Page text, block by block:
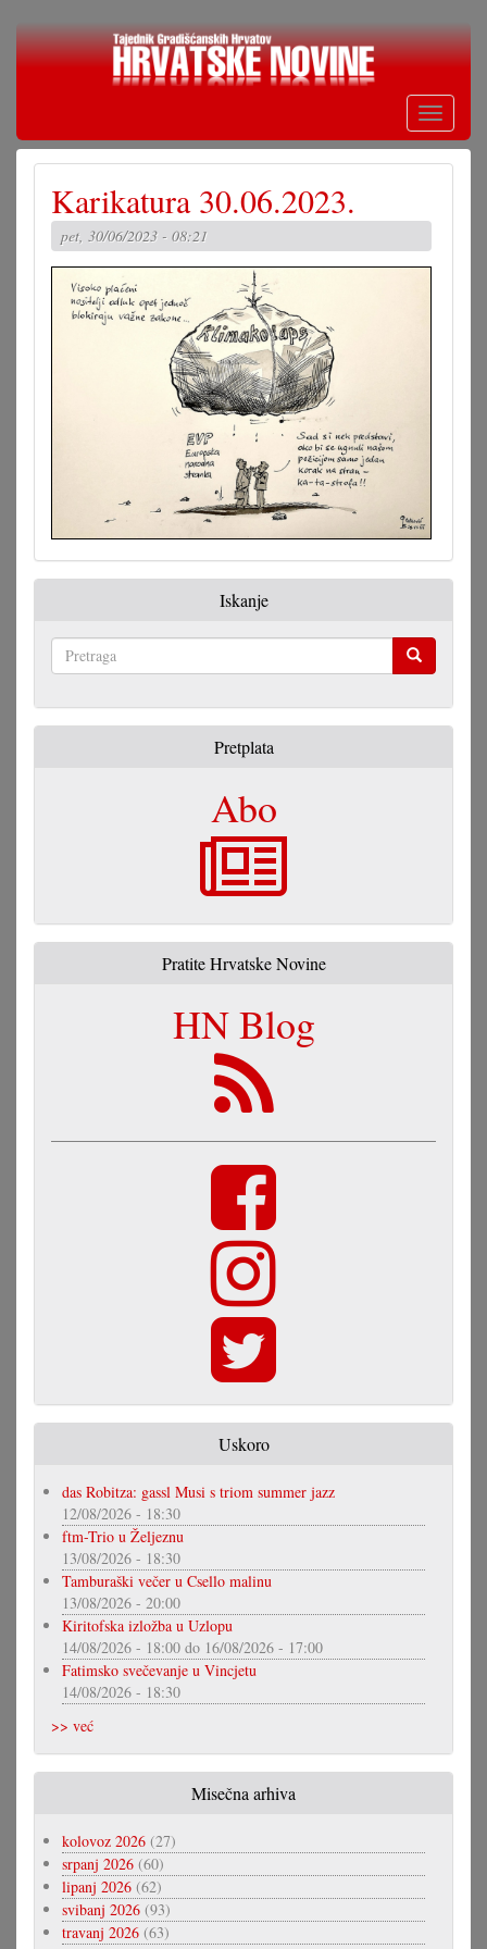
Skoči
Toggle
Karikatura 30.06.2023.
pet, 30/06/2023 - 08:21
Iskanje
Pretplata
Abo
Pratite Hrvatske Novine
HN Blog
Uskoro
das Robitza: gassl Musi s triom summer jazz
12/08/2026 - 18:30
ftm-Trio u Željeznu
13/08/2026 - 18:30
Tamburaški večer u Csello malinu
13/08/2026 - 20:00
Kiritofska izložba u Uzlopu
14/08/2026 - 18:00 do 16/08/2026 - 17:00
Fatimsko svečevanje u Vincjetu
14/08/2026 - 18:30
>> već
Misečna arhiva
kolovoz 2026 (27)
srpanj 2026 (60)
lipanj 2026 (62)
svibanj 2026 (93)
travanj 2026 (63)